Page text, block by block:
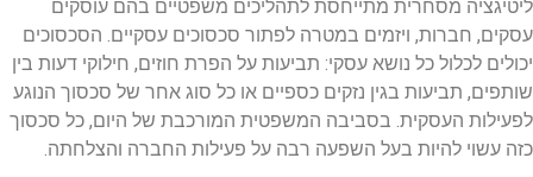
ליטיגציה מסחרית מתייחסת לתהליכים משפטיים בהם עוסקים
עסקים, חברות, ויזמים במטרה לפתור סכסוכים עסקיים. הסכסוכים
יכולים לכלול כל נושא עסקי: תביעות על הפרת חוזים, חילוקי דעות בין
שותפים, תביעות בגין נזקים כספיים או כל סוג אחר של סכסוך הנוגע
לפעילות העסקית. בסביבה המשפטית המורכבת של היום, כל סכסוך
כזה עשוי להיות בעל השפעה רבה על פעילות החברה והצלחתה.